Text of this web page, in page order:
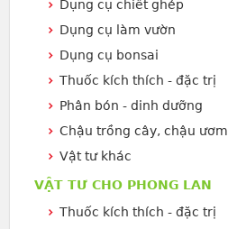
Dụng cụ chiết ghép
Dụng cụ làm vườn
Dụng cụ bonsai
Thuốc kích thích - đặc trị
Phân bón - dinh dưỡng
Chậu trồng cây, chậu ươm
Vật tư khác
VẬT TƯ CHO PHONG LAN
Thuốc kích thích - đặc trị